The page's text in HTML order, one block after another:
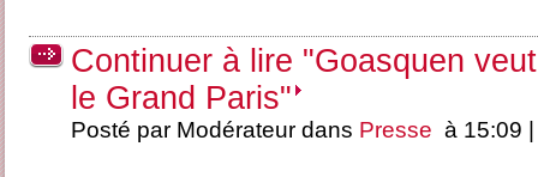
Continuer à lire "Goasquen
le Grand Paris"
Posté par Modérateur dans Presse à 15:09